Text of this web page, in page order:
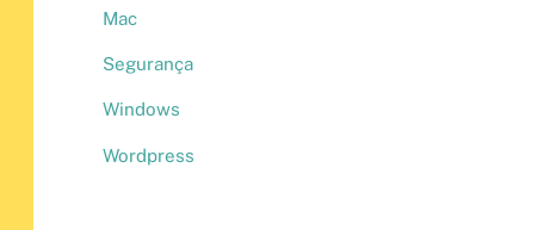
Mac
Segurança
Windows
Wordpress